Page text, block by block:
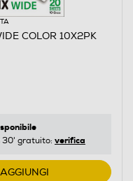
COLOR 10X2PK
30' gratuito: verifica
AGGIUNGI